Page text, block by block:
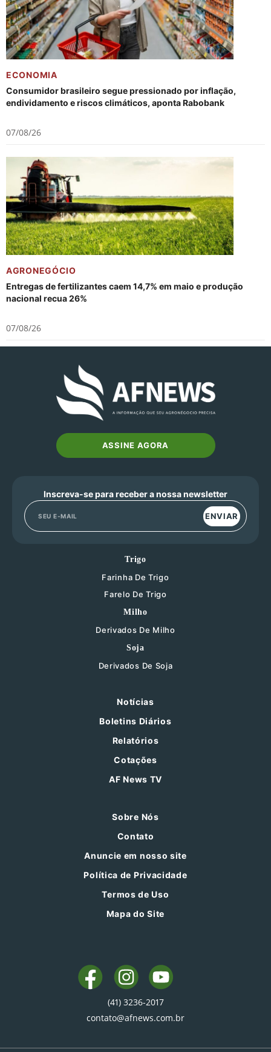
ECONOMIA
Consumidor brasileiro segue pressionado por inflação,
endividamento e riscos climáticos, aponta Rabobank
07/08/26
AGRONEGÓCIO
Entregas de fertilizantes caem 14,7% em maio e produção
nacional recua 26%
07/08/26
ASSINE AGORA
Inscreva-se para receber a nossa newsletter
ENVIAR
Trigo
Farinha De Trigo
Farelo De Trigo
Milho
Derivados De Milho
Soja
Derivados De Soja
Notícias
Boletins Diários
Relatórios
Cotações
AF News TV
Sobre Nós
Contato
Anuncie em nosso site
Política de Privacidade
Termos de Uso
Mapa do Site
(41) 3236-2017
contato@afnews.com.br